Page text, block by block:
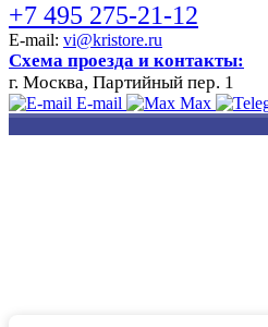
+7 495 275-21-12
E-mail: vi@kristore.ru
Схема проезда и контакты:
г. Москва, Партийный пер. 1
E-mail Max